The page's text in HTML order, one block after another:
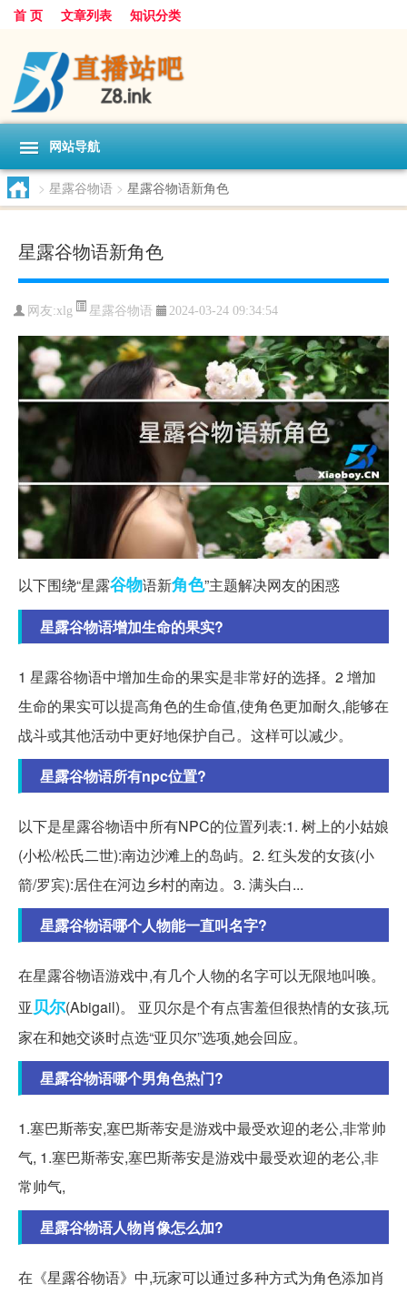
首 页 文章列表 知识分类
网站导航
> 星露谷物语 > 星露谷物语新角色
星露谷物语新角色
网友:xlg 星露谷物语 2024-03-24 09:34:54
以下围绕“星露谷物语新角色”主题解决网友的困惑
星露谷物语增加生命的果实?
1 星露谷物语中增加生命的果实是非常好的选择。2 增加
生命的果实可以提高角色的生命值,使角色更加耐久,能够在
战斗或其他活动中更好地保护自己。这样可以减少。
星露谷物语所有npc位置?
以下是星露谷物语中所有NPC的位置列表:1. 树上的小姑娘
(小松/松氏二世):南边沙滩上的岛屿。2. 红头发的女孩(小
箭/罗宾):居住在河边乡村的南边。3. 满头白...
星露谷物语哪个人物能一直叫名字?
在星露谷物语游戏中,有几个人物的名字可以无限地叫唤。
亚 贝尔(Abigail)。 亚贝尔是个有点害羞但很热情的女孩,玩
家在和她交谈时点选“亚贝尔”选项,她会回应。
星露谷物语哪个男角色热门?
1.塞巴斯蒂安,塞巴斯蒂安是游戏中最受欢迎的老公,非常帅
气, 1.塞巴斯蒂安,塞巴斯蒂安是游戏中最受欢迎的老公,非
常帅气,
星露谷物语人物肖像怎么加?
在《星露谷物语》中,玩家可以通过多种方式为角色添加肖